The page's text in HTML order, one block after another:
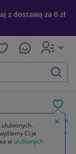
z dostawą za 0 zł
szukaj
Xiaomi
tv stick xiaomi 17
Ci je
w ulubionych